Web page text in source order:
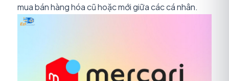
mua bán hàng hóa cũ hoặc mới giữa các cá nhân.